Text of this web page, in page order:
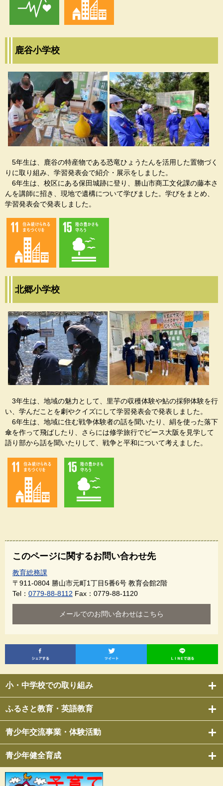
小・中学校での取り組み
ふるさと教育・英語教育
青少年交流事業・体験活動
青少年健全育成
鹿谷小学校
5年生は、鹿谷の特産物である恐竜ひょうたんを活用した置物づく
りに取り組み、学習発表会で紹介・展示をしました。
6年生は、校区にある保田城跡に登り、勝山市商工文化課の藤本さ
んを講師に招き、現地で遺構について学びました。学びをまとめ、
学習発表会で発表しました。
北郷小学校
3年生は、地域の魅力として、里芋の収穫体験や鮎の採卵体験を行
い、学んだことを劇やクイズにして学習発表会で発表しました。
6年生は、地域に住む戦争体験者の話を聞いたり、絹を使った落下
傘を作って飛ばしたり、さらには修学旅行でピース大阪を見学して
語り部から話を聞いたりして、戦争と平和について考えました。
このページに関するお問い合わせ先
教育総務課
〒911-0804 勝山市元町1丁目5番6号 教育会館2階
Tel： 0779-88-8112 Fax：0779-88-1120
メールでのお問い合わせはこちら